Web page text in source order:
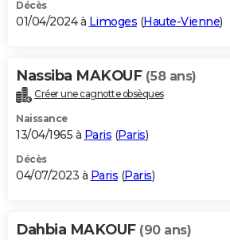
Décès
01/04/2024 à Limoges (Haute-Vienne)
Nassiba MAKOUF (58 ans)
Créer une cagnotte obsèques
Naissance
13/04/1965 à Paris (Paris)
Décès
04/07/2023 à Paris (Paris)
Dahbia MAKOUF (90 ans)